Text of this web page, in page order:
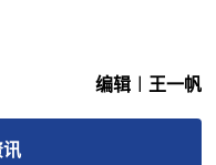
编辑︱王一帆
讯